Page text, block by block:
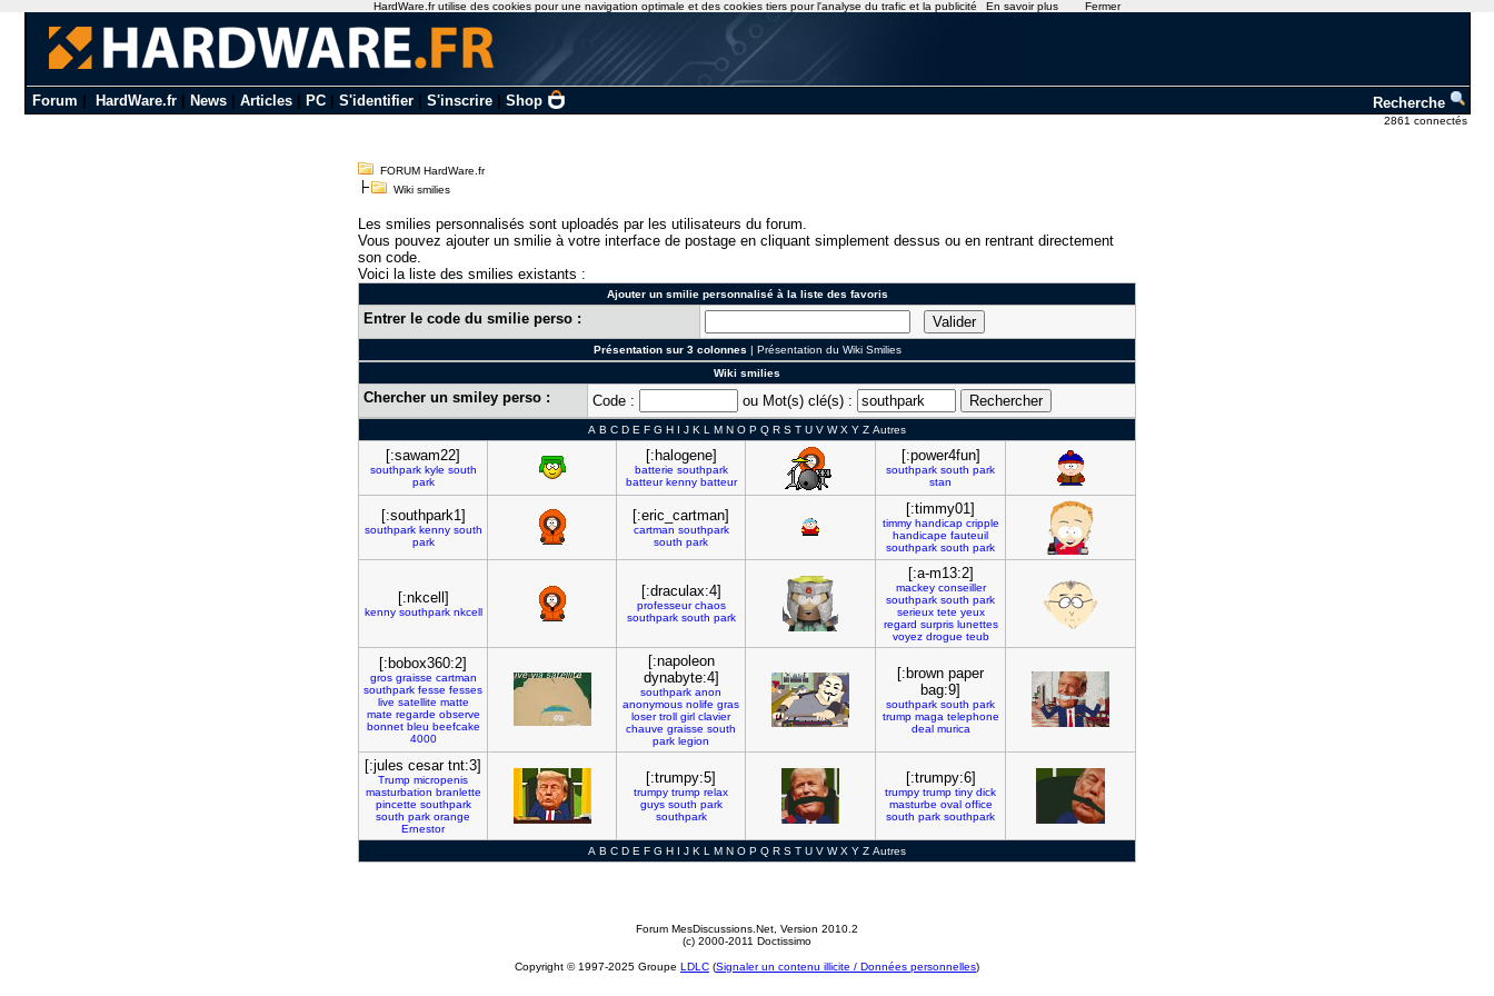
Forum HardWare.fr| News| Articles| PC| S'identifier| S'inscrire| Shop Recherche
2861 connectés
FORUM HardWare.fr
Wiki smilies
Les smilies personnalisés sont uploadés par les utilisateurs du forum.
Vous pouvez ajouter un smilie à votre interface de postage en cliquant simplement dessus ou en rentrant directement
son code.
Voici la liste des smilies existants :
Ajouter un smilie personnalisé à la liste des favoris
Entrer le code du smilie perso :
Présentation sur 3 colonnes | Présentation du Wiki Smilies
Wiki smilies
Chercher un smiley perso : Code : ou Mot(s) clé(s) :
A B C D E F G H I J K L M N O P Q R S T U V W X Y Z Autres
[:sawam22]
southpark kyle south
park
[:halogene]
batterie southpark
batteur kenny batteur
[:power4fun]
southpark south park
stan
[:southpark1]
southpark kenny south
park
[:eric_cartman]
cartman southpark
south park
[:timmy01]
timmy handicap cripple
handicape fauteuil
southpark south park
[:nkcell]
kenny southpark nkcell
[:draculax:4]
professeur chaos
southpark south park
[:a-m13:2]
mackey conseiller
southpark south park
serieux tete yeux
regard surpris lunettes
voyez drogue teub
[:bobox360:2]
gros graisse cartman
southpark fesse fesses
live satellite matte
mate regarde observe
bonnet bleu beefcake
4000
[:napoleon
dynabyte:4]
southpark anon
anonymous nolife gras
loser troll girl clavier
chauve graisse south
park legion
[:brown paper
bag:9]
southpark south park
trump maga telephone
deal murica
[:jules cesar tnt:3]
Trump micropenis
masturbation branlette
pincette southpark
south park orange
Ernestor
[:trumpy:5]
trumpy trump relax
guys south park
southpark
[:trumpy:6]
trumpy trump tiny dick
masturbe oval office
south park southpark
A B C D E F G H I J K L M N O P Q R S T U V W X Y Z Autres
Forum MesDiscussions.Net , Version 2010.2
(c) 2000-2011 Doctissimo
Copyright © 1997-2025 Groupe LDLC (Signaler un contenu illicite / Données personnelles)
HardWare.fr utilise des cookies pour une navigation optimale et des cookies tiers pour l'analyse du trafic et la publicité En savoir plus Fermer